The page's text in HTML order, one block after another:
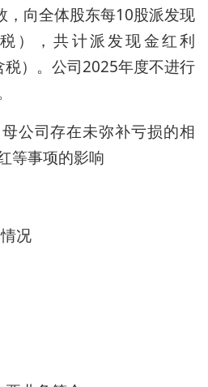
，向全体股东每10股派发现
），共计派发现金红利
）。公司2025年度不进行
公司存在未弥补亏损的相
等事项的影响
况